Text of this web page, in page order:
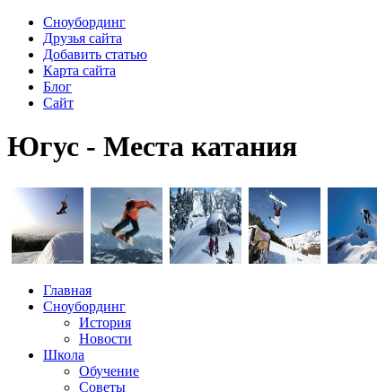
Сноубординг
Друзья сайта
Добавить статью
Карта сайта
Блог
Сайт
Югус - Места катания
Главная
Сноубординг
История
Новости
Школа
Обучение
Советы